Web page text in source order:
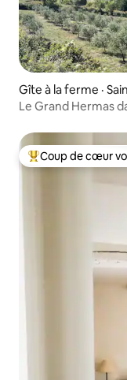
Gîte à la ferme ·
Le Grand Hermas
Coup de cœur
Coup de cœur